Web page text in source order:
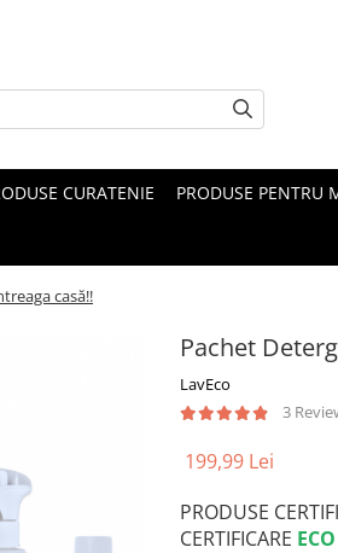
CURATENIE PRODUSE PENTRU
casă!!
Pachet
LavEco
3
199,99 Lei
PRODUSE
CERTIFICARE